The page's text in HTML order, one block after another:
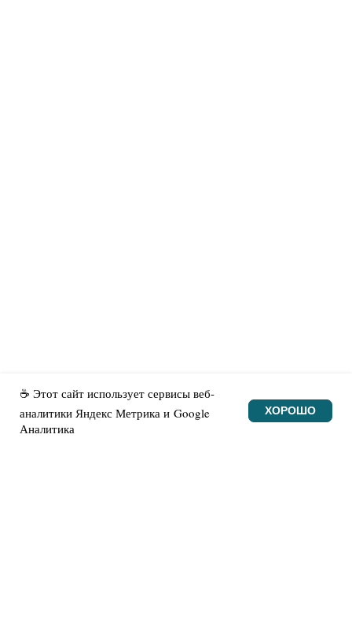
☕ Этот сайт использует сервисы веб-
аналитики Яндекс Метрика и Google
Аналитика
ХОРОШО